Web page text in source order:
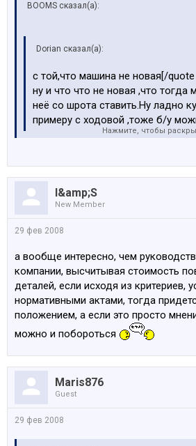
BOOMS сказал(а):
Dorian сказал(а):
с той,что машина не новая[/quote
ну и что что не новая ,что
неё со шрота ставить.Ну ладно
примеру с ходовой ,тоже б/у
Нажмите, чтобы
I&amp;S
New Member
29 фев 2008
а вообще интересно, чем
компании, высчитывая стоимость
деталей, если исходя из критериев,
нормативными актами, тогда
положением, а если это просто
можно и побороться
Maris876
Guest
29 фев 2008